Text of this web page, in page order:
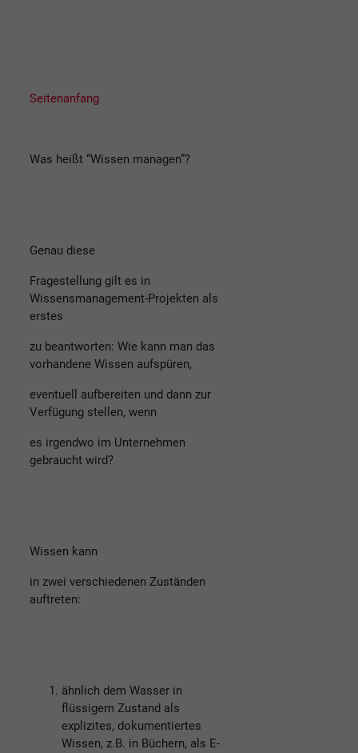
Seitenanfang
Was heißt “Wissen managen”?
Genau diese
Fragestellung gilt es in
Wissensmanagement-Projekten als
erstes
zu beantworten: Wie kann man das
vorhandene Wissen aufspüren,
eventuell aufbereiten und dann zur
Verfügung stellen, wenn
es irgendwo im Unternehmen
gebraucht wird?
Wissen kann
in zwei verschiedenen Zuständen
auftreten:
ähnlich dem Wasser in
flüssigem Zustand als
explizites, dokumentiertes
Wissen, z.B. in Büchern, als E-